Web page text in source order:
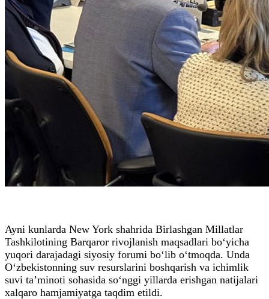
Ayni kunlarda New York shahrida Birlashgan Millatlar
Tashkilotining Barqaror rivojlanish maqsadlari bo‘yicha
yuqori darajadagi siyosiy forumi bo‘lib o‘tmoqda. Unda
O‘zbekistonning suv resurslarini boshqarish va ichimlik
suvi ta’minoti sohasida so‘nggi yillarda erishgan natijalari
xalqaro hamjamiyatga taqdim etildi.